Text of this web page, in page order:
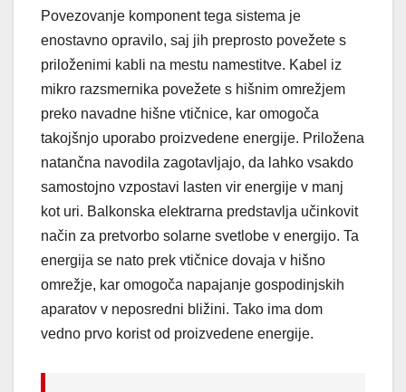
Povezovanje komponent tega sistema je
enostavno opravilo, saj jih preprosto povežete s
priloženimi kabli na mestu namestitve. Kabel iz
mikro razsmernika povežete s hišnim omrežjem
preko navadne hišne vtičnice, kar omogoča
takojšnjo uporabo proizvedene energije. Priložena
natančna navodila zagotavljajo, da lahko vsakdo
samostojno vzpostavi lasten vir energije v manj
kot uri. Balkonska elektrarna predstavlja učinkovit
način za pretvorbo solarne svetlobe v energijo. Ta
energija se nato prek vtičnice dovaja v hišno
omrežje, kar omogoča napajanje gospodinjskih
aparatov v neposredni bližini. Tako ima dom
vedno prvo korist od proizvedene energije.